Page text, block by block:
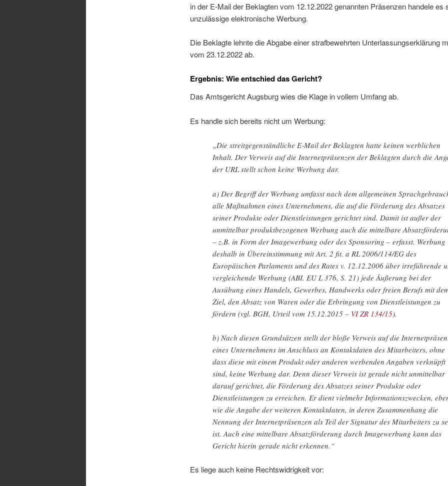
in der E-Mail der Beklagten vom 12.12.2022 genannten Präsenzen handele es
unzulässige elektronische Werbung.
Die Beklagte lehnte die Abgabe einer strafbewehrten Unterlassungserklärung
vom 23.12.2022 ab.
Ergebnis: Wie entschied das Gericht?
Das Amtsgericht Augsburg wies die Klage in vollem Umfang ab.
Es handle sich bereits nicht um Werbung:
„Die streitgegenständliche E-Mail der Beklagten hatte keinen werblichen
Inhalt. Der Verweis auf die Internetpräsenzen der Beklagten durch die
der URL stellt schon keine Werbung dar.
a) Der Begriff der Werbung umfasst nach dem allgemeinen
alle Maßnahmen eines Unternehmens, die auf die Förderung des Absatzes
seiner Produkte oder Dienstleistungen gerichtet sind. Damit ist außer der
unmittelbar produktbezogenen Werbung auch die mittelbare
– z.B. in Form der Imagewerbung oder des Sponsoring – erfasst. Werbung
deshalb in Übereinstimmung mit Art. 2 fit. a RL 2006/114/EG des
Europäischen Parlaments und des Rates v. 12.12.2006 über irreführende
vergleichende Werbung (ABI. EU L 376, S. 21) jede Äußerung bei der
Ausübung eines Handels, Gewerbes, Handwerks oder freien Berufs mit
Ziel, den Absatz von Waren oder die Erbringung von Dienstleistungen zu
fördern (vgl. BGH, Urteil vom 15.12.2015 – VI ZR 134/15).
b) Nach diesen Grundsätzen stellt der bloße Verweis auf die
eines Unternehmens im Anschluss an Kontaktdaten des Mitarbeiters, ohne
dass diese mit einem Produkt oder anderen werbenden Angaben verknüpft
sind, keine Werbung dar. Denn dieser Verweis ist gerade nicht unmittelbar
darauf gerichtet, die Förderung des Absatzes seiner Produkte oder
Dienstleistungen zu erreichen. Er dient vielmehr Informationszwecken,
wie die Angabe der weiteren Kontaktdaten, in deren Zusammenhang die
Nennung der Internetpräsenzen als Teil der Signatur des Mitarbeiters zu
ist. Auch eine mittelbare Absatzförderung durch Imagewerbung kann das
Gericht hierin gerade nicht erkennen.“
Es liege auch keine Rechtswidrigkeit vor: